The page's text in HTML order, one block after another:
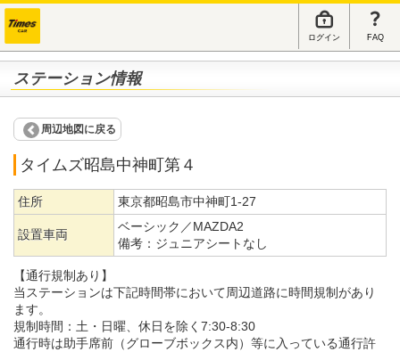
ログイン FAQ
ステーション情報
周辺地図に戻る
タイムズ昭島中神町第４
住所 東京都昭島市中神町1-27
設置車両
ベーシック／MAZDA2
備考： ジュニアシートなし
【通行規制あり】
当ステーションは下記時間帯において周辺道路に時間規制があり
ます。
規制時間：土・日曜、休日を除く7:30-8:30
通行時は助手席前（グローブボックス内）等に入っている通行許